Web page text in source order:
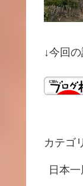
↓今回
カテゴ
日本一